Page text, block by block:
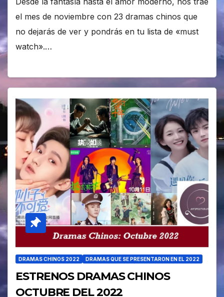
el mes de noviembre con 23 dramas chinos que
no dejarás de ver y pondrás en tu lista de «must
watch».…
DRAMAS CHINOS 2022 DRAMAS QUE SE PRESENTARON EN EL 2022
ESTRENOS DRAMAS CHINOS
OCTUBRE DEL 2022